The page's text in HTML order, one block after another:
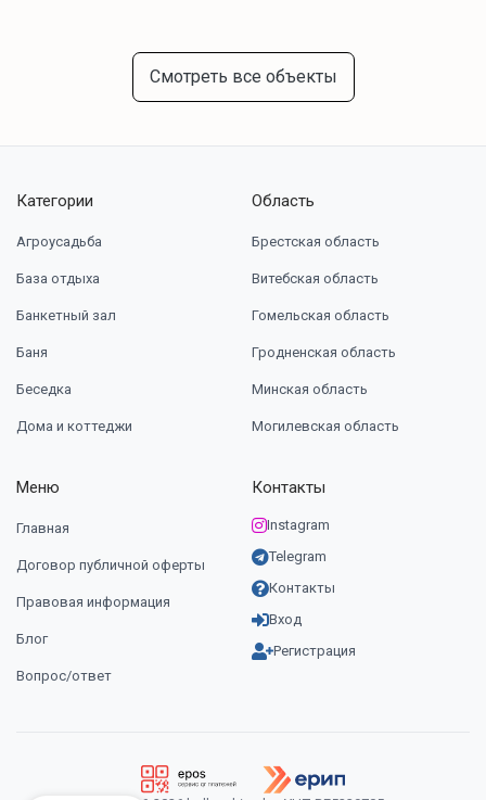
Смотреть все объекты
Категории
Агроусадьба
База отдыха
Банкетный зал
Баня
Беседка
Дома и коттеджи
Область
Брестская область
Витебская область
Гомельская область
Гродненская область
Минская область
Могилевская область
Меню
Главная
Договор публичной оферты
Правовая информация
Блог
Вопрос/ответ
Контакты
Instagram
Telegram
Контакты
Вход
Регистрация